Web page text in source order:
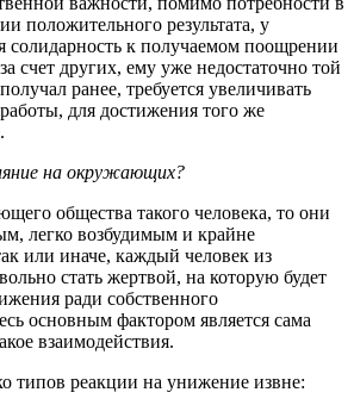
положительного результата, у
солидарность к получаемом поощрении
счет других, ему уже недостаточно той
ранее, требуется увеличивать
для достижения того же
на окружающих?
общества такого человека, то они
легко возбудимым и крайне
или иначе, каждый человек из
стать жертвой, на которую будет
ради собственного
основным фактором является сама
взаимодействия.
типов реакции на унижение извне: